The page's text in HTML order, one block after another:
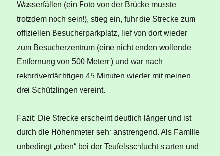
Wasserfällen (ein Foto von der Brücke musste
trotzdem noch sein!), stieg ein, fuhr die Strecke zum
offiziellen Besucherparkplatz, lief von dort wieder
zum Besucherzentrum (eine nicht enden wollende
Entfernung von 500 Metern) und war nach
rekordverdächtigen 45 Minuten wieder mit meinen
drei Schützlingen vereint.
Fazit: Die Strecke erscheint deutlich länger und ist
durch die Höhenmeter sehr anstrengend. Als Familie
unbedingt „oben“ bei der Teufelsschlucht starten und